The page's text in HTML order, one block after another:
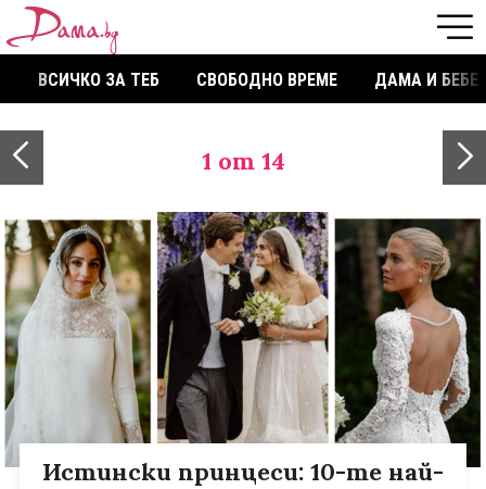
ВСИЧКО ЗА ТЕБ СВОБОДНО ВРЕМЕ ДАМА И БЕБЕ
1 от 14
Истински принцеси: 10-те най-